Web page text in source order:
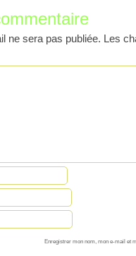
ne sera pas publiée. Les
Enregistrer mon nom, mon e-mail et